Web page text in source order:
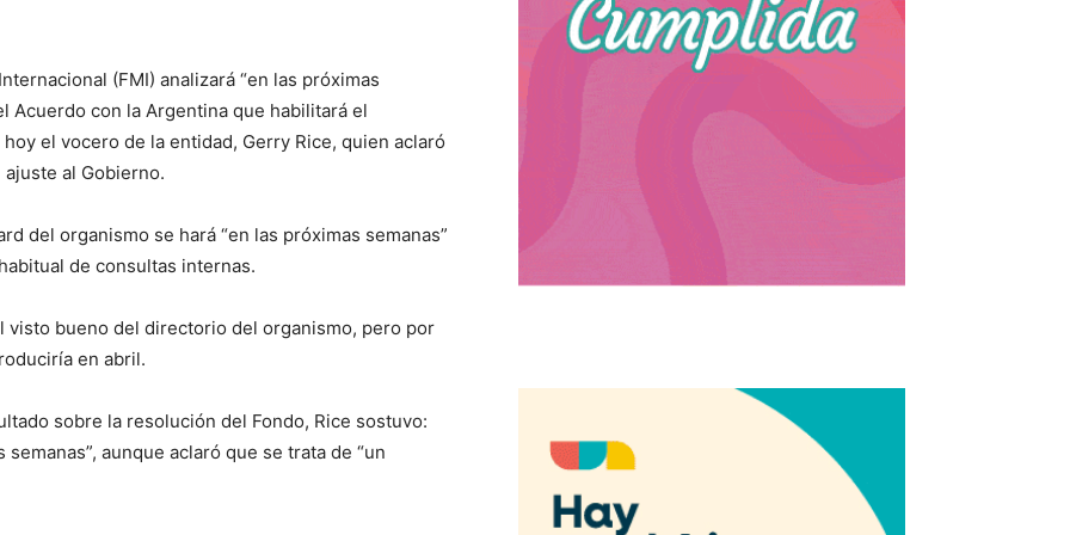
(FMI) analizará “en las próximas
Acuerdo con la Argentina que habilitará el
el vocero de la entidad, Gerry Rice, quien aclaró
al Gobierno.
del organismo se hará “en las próximas semanas”
de consultas internas.
visto bueno del directorio del organismo, pero por
en abril.
sobre la resolución del Fondo, Rice sostuvo:
aunque aclaró que se trata de “un